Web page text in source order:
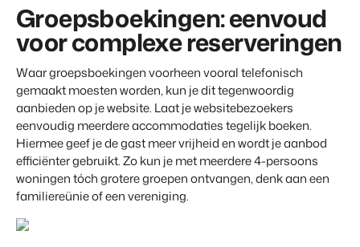
Groepsboekingen: eenvoud
voor complexe reserveringen
Waar groepsboekingen voorheen vooral telefonisch
gemaakt moesten worden, kun je dit tegenwoordig
aanbieden op je website. Laat je websitebezoekers
eenvoudig meerdere accommodaties tegelijk boeken.
Hiermee geef je de gast meer vrijheid en wordt je aanbod
efficiënter gebruikt. Zo kun je met meerdere 4-persoons
woningen tóch grotere groepen ontvangen, denk aan een
familiereünie of een vereniging.